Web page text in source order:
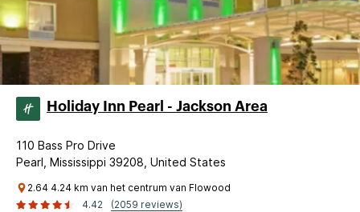
Holiday Inn Pearl - Jackson Area
110 Bass Pro Drive
Pearl, Mississippi 39208, United States
2.64 4.24 km van het centrum van Flowood
4.42
(2059 reviews)